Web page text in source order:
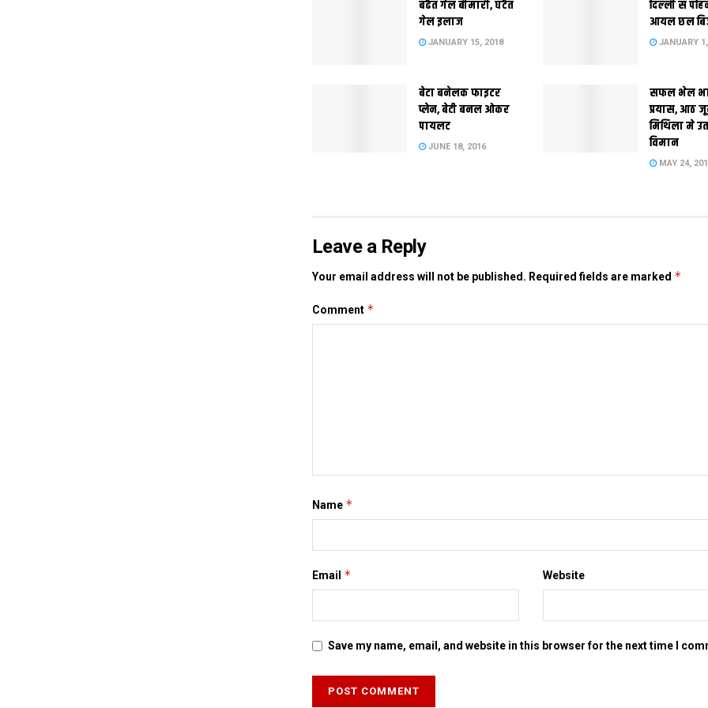
बढैत गेल बीमारी, घटैत
गेल इलाज
JANUARY 15, 2018
दिल्‍ली स
आयल छल
JANUARY
बेटा बनेलक फाइटर
प्लेन, बेटी बनल ओकर
पायलट
JUNE 18, 2016
सफल भेल
प्रयास, आठ
मिथिला मे
विमान
MAY 24,
Leave a Reply
Your email address will not be published. Required fields are marked *
Comment *
Name *
Email * Website
Save my name, email, and website in this browser for the next time I